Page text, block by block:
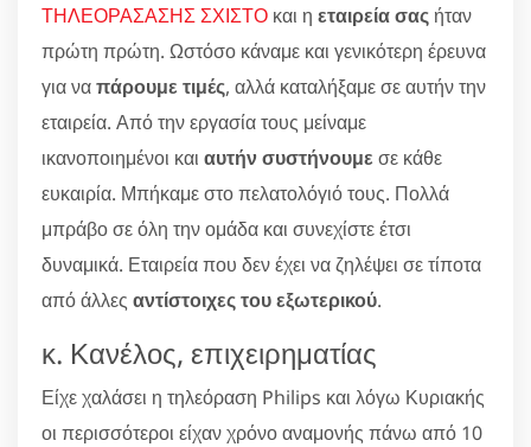
ΤΗΛΕΟΡΑΣΑΣΗΣ ΣΧΙΣΤΟ και η εταιρεία σας ήταν
πρώτη πρώτη. Ωστόσο κάναμε και γενικότερη έρευνα
για ναπάρουμε τιμές, αλλά καταλήξαμε σε αυτήν την
εταιρεία. Από την εργασία τους μείναμε
ικανοποιημένοι και αυτήν συστήνουμε σε κάθε
ευκαιρία. Μπήκαμε στο πελατολόγιό τους. Πολλά
μπράβο σε όλη την ομάδα και συνεχίστε έτσι
δυναμικά. Εταιρεία που δεν έχει να ζηλέψει σε τίποτα
από άλλες αντίστοιχες του εξωτερικού.
κ. Κανέλος, επιχειρηματίας
Είχε χαλάσει η τηλεόραση Philips και λόγω Κυριακής
οι περισσότεροι είχαν χρόνο αναμονής πάνω από 10